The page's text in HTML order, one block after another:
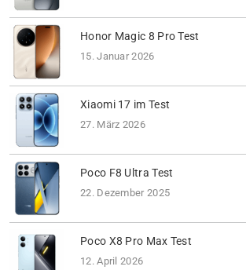
Honor Magic 8 Pro Test
15. Januar 2026
Xiaomi 17 im Test
27. März 2026
Poco F8 Ultra Test
22. Dezember 2025
Poco X8 Pro Max Test
12. April 2026